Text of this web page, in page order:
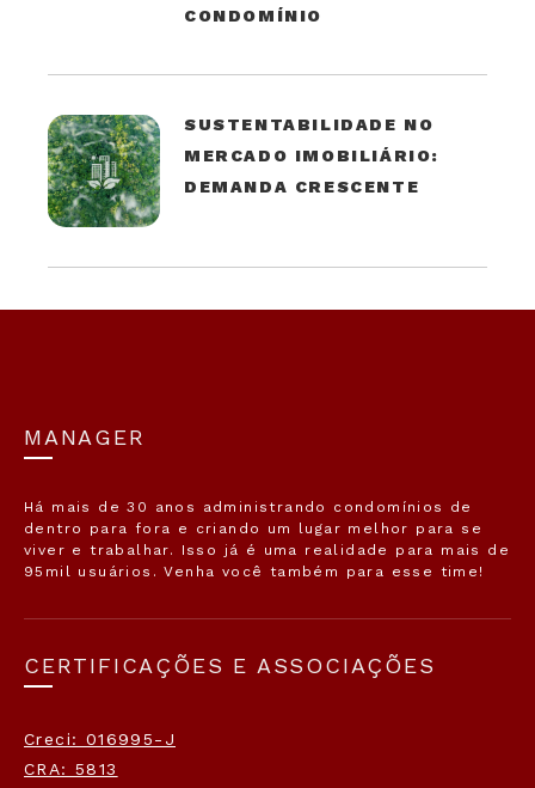
CONDOMÍNIO
SUSTENTABILIDADE NO
MERCADO IMOBILIÁRIO:
DEMANDA CRESCENTE
MANAGER
Há mais de 30 anos administrando condomínios de
dentro para fora e criando um lugar melhor para se
viver e trabalhar. Isso já é uma realidade para mais de
95mil usuários. Venha você também para esse time!
CERTIFICAÇÕES E ASSOCIAÇÕES
Creci: 016995-J
CRA: 5813